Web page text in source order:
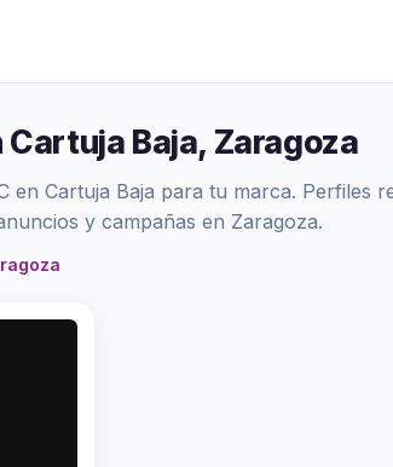
Cartuja Baja, Zaragoza
en Cartuja Baja para tu marca. Perfiles
y campañas en Zaragoza.